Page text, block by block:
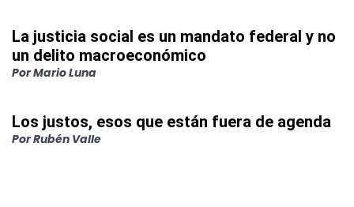
La justicia social es un mandato federal y no
un delito macroeconómico
PorMario Luna
Los justos, esos que están fuera de agenda
PorRubén Valle